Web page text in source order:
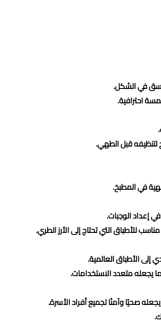
في الشكل.
احترافية.
لتنظيفه قبل الطهي.
في المطبخ.
إعداد الوجبات.
للأطباق التي تحتاج إلى الأرز الطري.
إلى الأطباق العالمية.
يجعله متعدد الاستخدامات.
صحيًا وآمنًا لجميع أفراد الأسرة.